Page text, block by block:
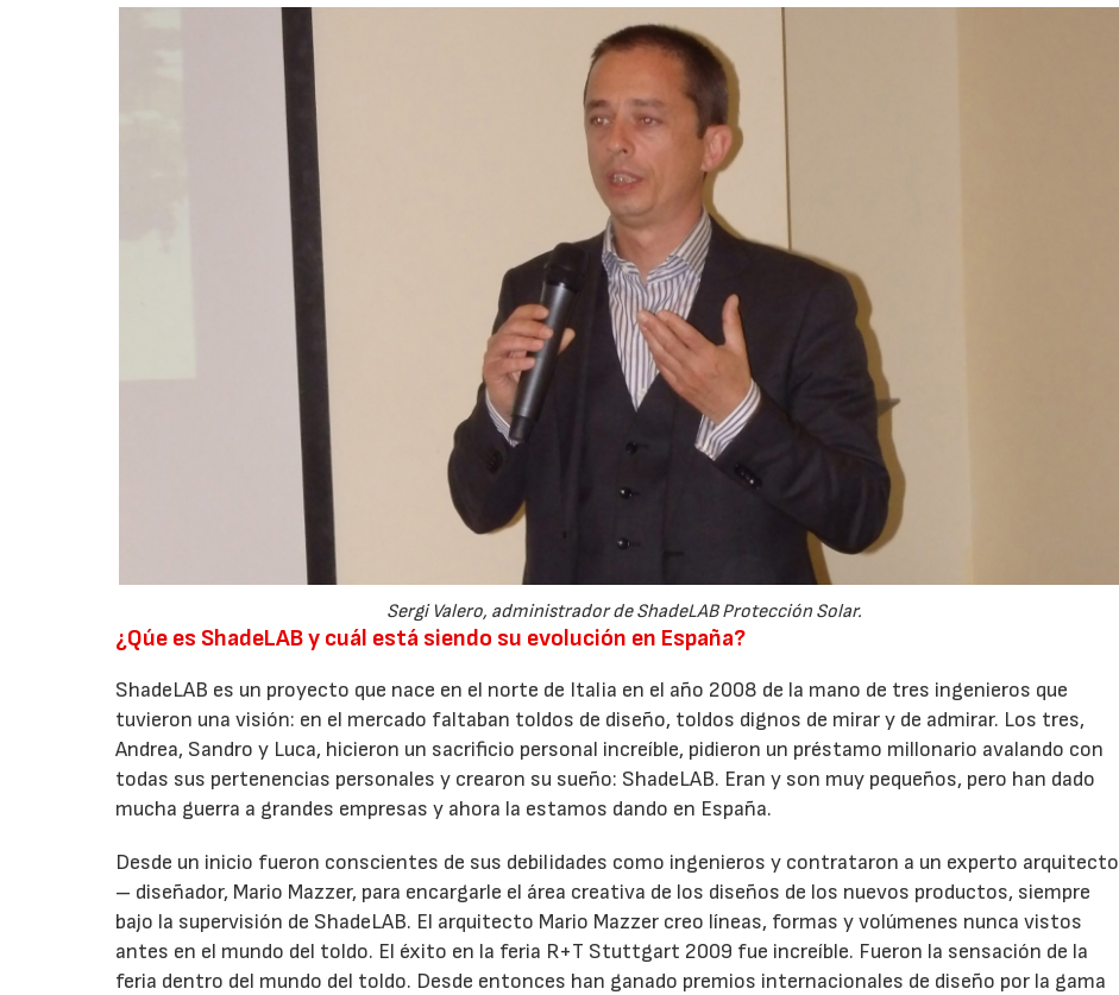
Sergi Valero, administrador de ShadeLAB Protección Solar.
¿Qúe es ShadeLAB y cuál está siendo su evolución en España?
ShadeLAB es un proyecto que nace en el norte de Italia en el año 2008 de la mano de tres ingenieros que
tuvieron una visión: en el mercado faltaban toldos de diseño, toldos dignos de mirar y de admirar. Los tres,
Andrea, Sandro y Luca, hicieron un sacrificio personal increíble, pidieron un préstamo millonario avalando con
todas sus pertenencias personales y crearon su sueño: ShadeLAB. Eran y son muy pequeños, pero han dado
mucha guerra a grandes empresas y ahora la estamos dando en España.
Desde un inicio fueron conscientes de sus debilidades como ingenieros y contrataron a un experto arquitecto
– diseñador, Mario Mazzer, para encargarle el área creativa de los diseños de los nuevos productos, siempre
bajo la supervisión de ShadeLAB. El arquitecto Mario Mazzer creo líneas, formas y volúmenes nunca vistos
antes en el mundo del toldo. El éxito en la feria R+T Stuttgart 2009 fue increíble. Fueron la sensación de la
feria dentro del mundo del toldo. Desde entonces han ganado premios internacionales de diseño por la gama